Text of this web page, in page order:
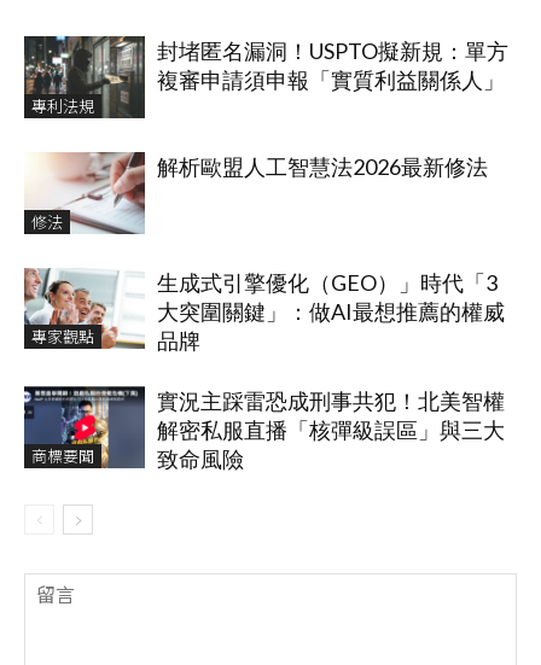
專利法規
封堵匿名漏洞！USPTO擬新規：單方
複審申請須申報「實質利益關係人」
修法
解析歐盟人工智慧法2026最新修法
專家觀點
生成式引擎優化（GEO）」時代「3
大突圍關鍵」：做AI最想推薦的權威
品牌
商標要聞
實況主踩雷恐成刑事共犯！北美智權
解密私服直播「核彈級誤區」與三大
致命風險